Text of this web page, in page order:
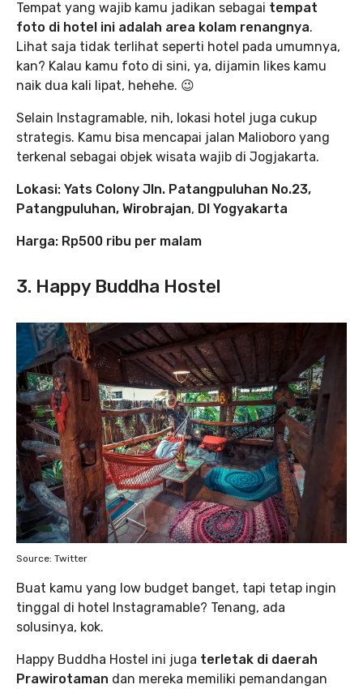
Tempat yang wajib kamu jadikan sebagai tempat
foto di hotel ini adalah area kolam renangnya.
Lihat saja tidak terlihat seperti hotel pada umumnya,
kan? Kalau kamu foto di sini, ya, dijamin likes kamu
naik dua kali lipat, hehehe. 😉
Selain Instagramable, nih, lokasi hotel juga cukup
strategis. Kamu bisa mencapai jalan Malioboro yang
terkenal sebagai objek wisata wajib di Jogjakarta.
Lokasi: Yats Colony Jln. Patangpuluhan No.23,
Patangpuluhan, Wirobrajan, DI Yogyakarta
Harga: Rp500 ribu per malam
3. Happy Buddha Hostel
Source: Twitter
Buat kamu yang low budget banget, tapi tetap ingin
tinggal di hotel Instagramable? Tenang, ada
solusinya, kok.
Happy Buddha Hostel ini juga terletak di daerah
Prawirotaman dan mereka memiliki pemandangan